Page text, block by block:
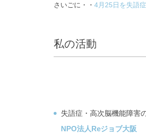
さいごに・・ 4月25日を失語
私の活動
失語症・高次脳機能障害
NPO法人Reジョブ大阪